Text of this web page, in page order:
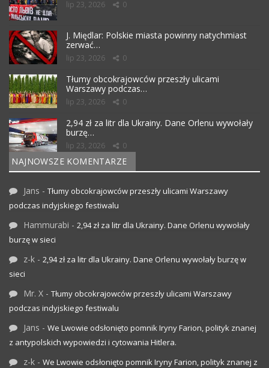
lip 23, 2026 0
J. Międlar: Polskie miasta powinny natychmiast
zerwać…
lip 23, 2026 0
Tłumy obcokrajowców przeszły ulicami
Warszawy podczas…
lip 23, 2026 0
2,94 zł za litr dla Ukrainy. Dane Orlenu wywołały
burzę…
lip 23, 2026 0
NAJNOWSZE KOMENTARZE
Jans - Tłumy obcokrajowców przeszły ulicami Warszawy
podczas indyjskiego festiwalu
Hammurabi - 2,94 zł za litr dla Ukrainy. Dane Orlenu wywołały
burzę w sieci
z-k - 2,94 zł za litr dla Ukrainy. Dane Orlenu wywołały burzę w
sieci
Mr. X - Tłumy obcokrajowców przeszły ulicami Warszawy
podczas indyjskiego festiwalu
Jans - We Lwowie odsłonięto pomnik Iryny Farion, polityk znanej
z antypolskich wypowiedzi i cytowania Hitlera.
z-k - We Lwowie odsłonięto pomnik Iryny Farion, polityk znanej z